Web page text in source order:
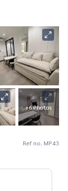
+6 Photos
Ref no. MP43